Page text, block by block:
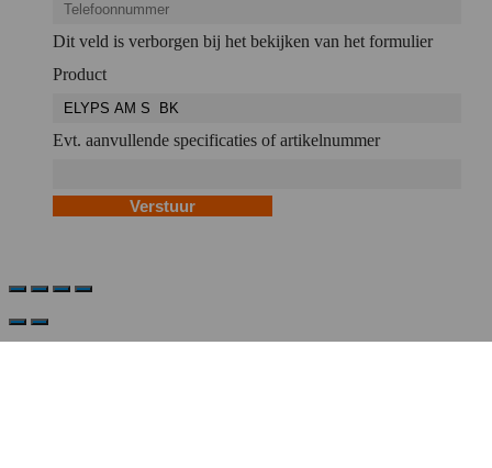
Dit veld is verborgen bij het bekijken van het formulier
Product
Evt. aanvullende specificaties of artikelnummer